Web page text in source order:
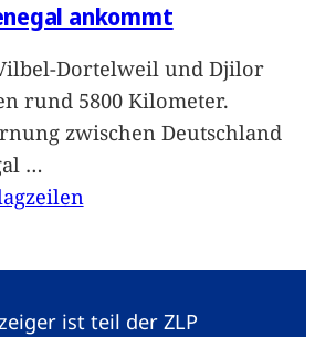
ankommt
Dortelweil und Djilor
rund 5800 Kilometer.
zwischen Deutschland
…
ist teil der ZLP